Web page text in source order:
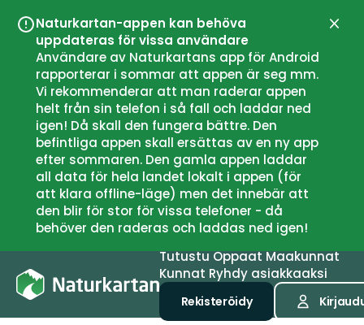
Naturkartan-appen kan behöva
uppdateras för vissa användare
Användare av Naturkartans app för Android
rapporterar i sommar att appen är seg mm.
Vi rekommenderar att man raderar appen
helt från sin telefon i så fall och laddar ned
igen! Då skall den fungera bättre. Den
befintliga appen skall ersättas av en ny app
efter sommaren. Den gamla appen laddar
all data för hela landet lokalt i appen (för
att klara offline-läge) men det innebär att
den blir för stor för vissa telefoner - då
behöver den raderas och laddas ned igen!
Sulje
TutustuOppaatMaakunnat
Kunnat Ryhdy asiakkaaksi
Rekisteröidy